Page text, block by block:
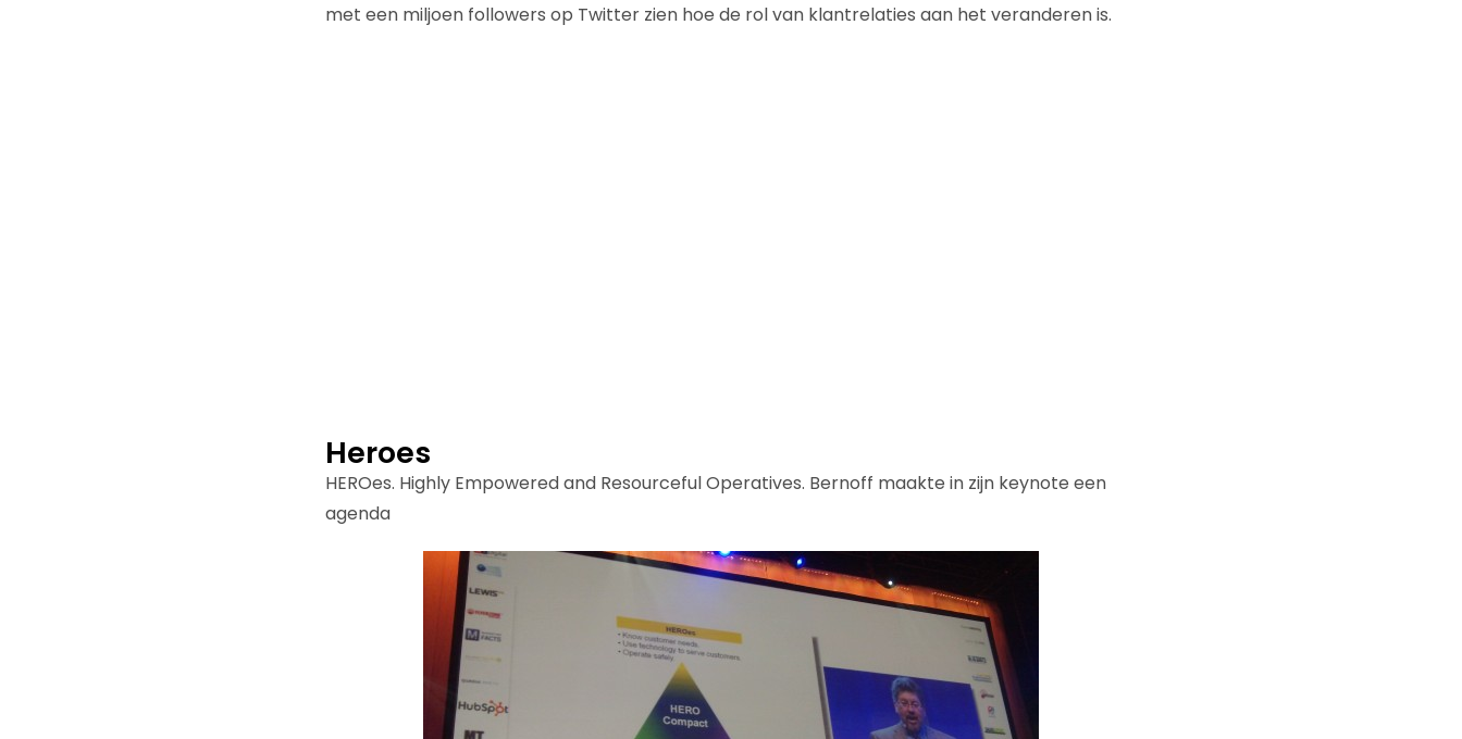
met een miljoen followers op Twitter zien hoe de rol van klantrelaties aan het veranderen is.
Heroes
HEROes. Highly Empowered and Resourceful Operatives. Bernoff maakte in zijn keynote een
agenda